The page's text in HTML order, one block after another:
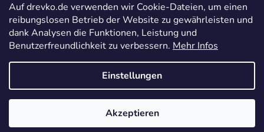
Auf drevko.de verwenden wir Cookie-Dateien, um einen
reibungslosen Betrieb der Website zu gewährleisten und
dank Analysen die Funktionen, Leistung und
Benutzerfreundlichkeit zu verbessern. Mehr Infos
Einstellungen
Akzeptieren
Erstellt von Shoptet
Copyright 2026DREVKO. Alle Rechte vorbehalten.